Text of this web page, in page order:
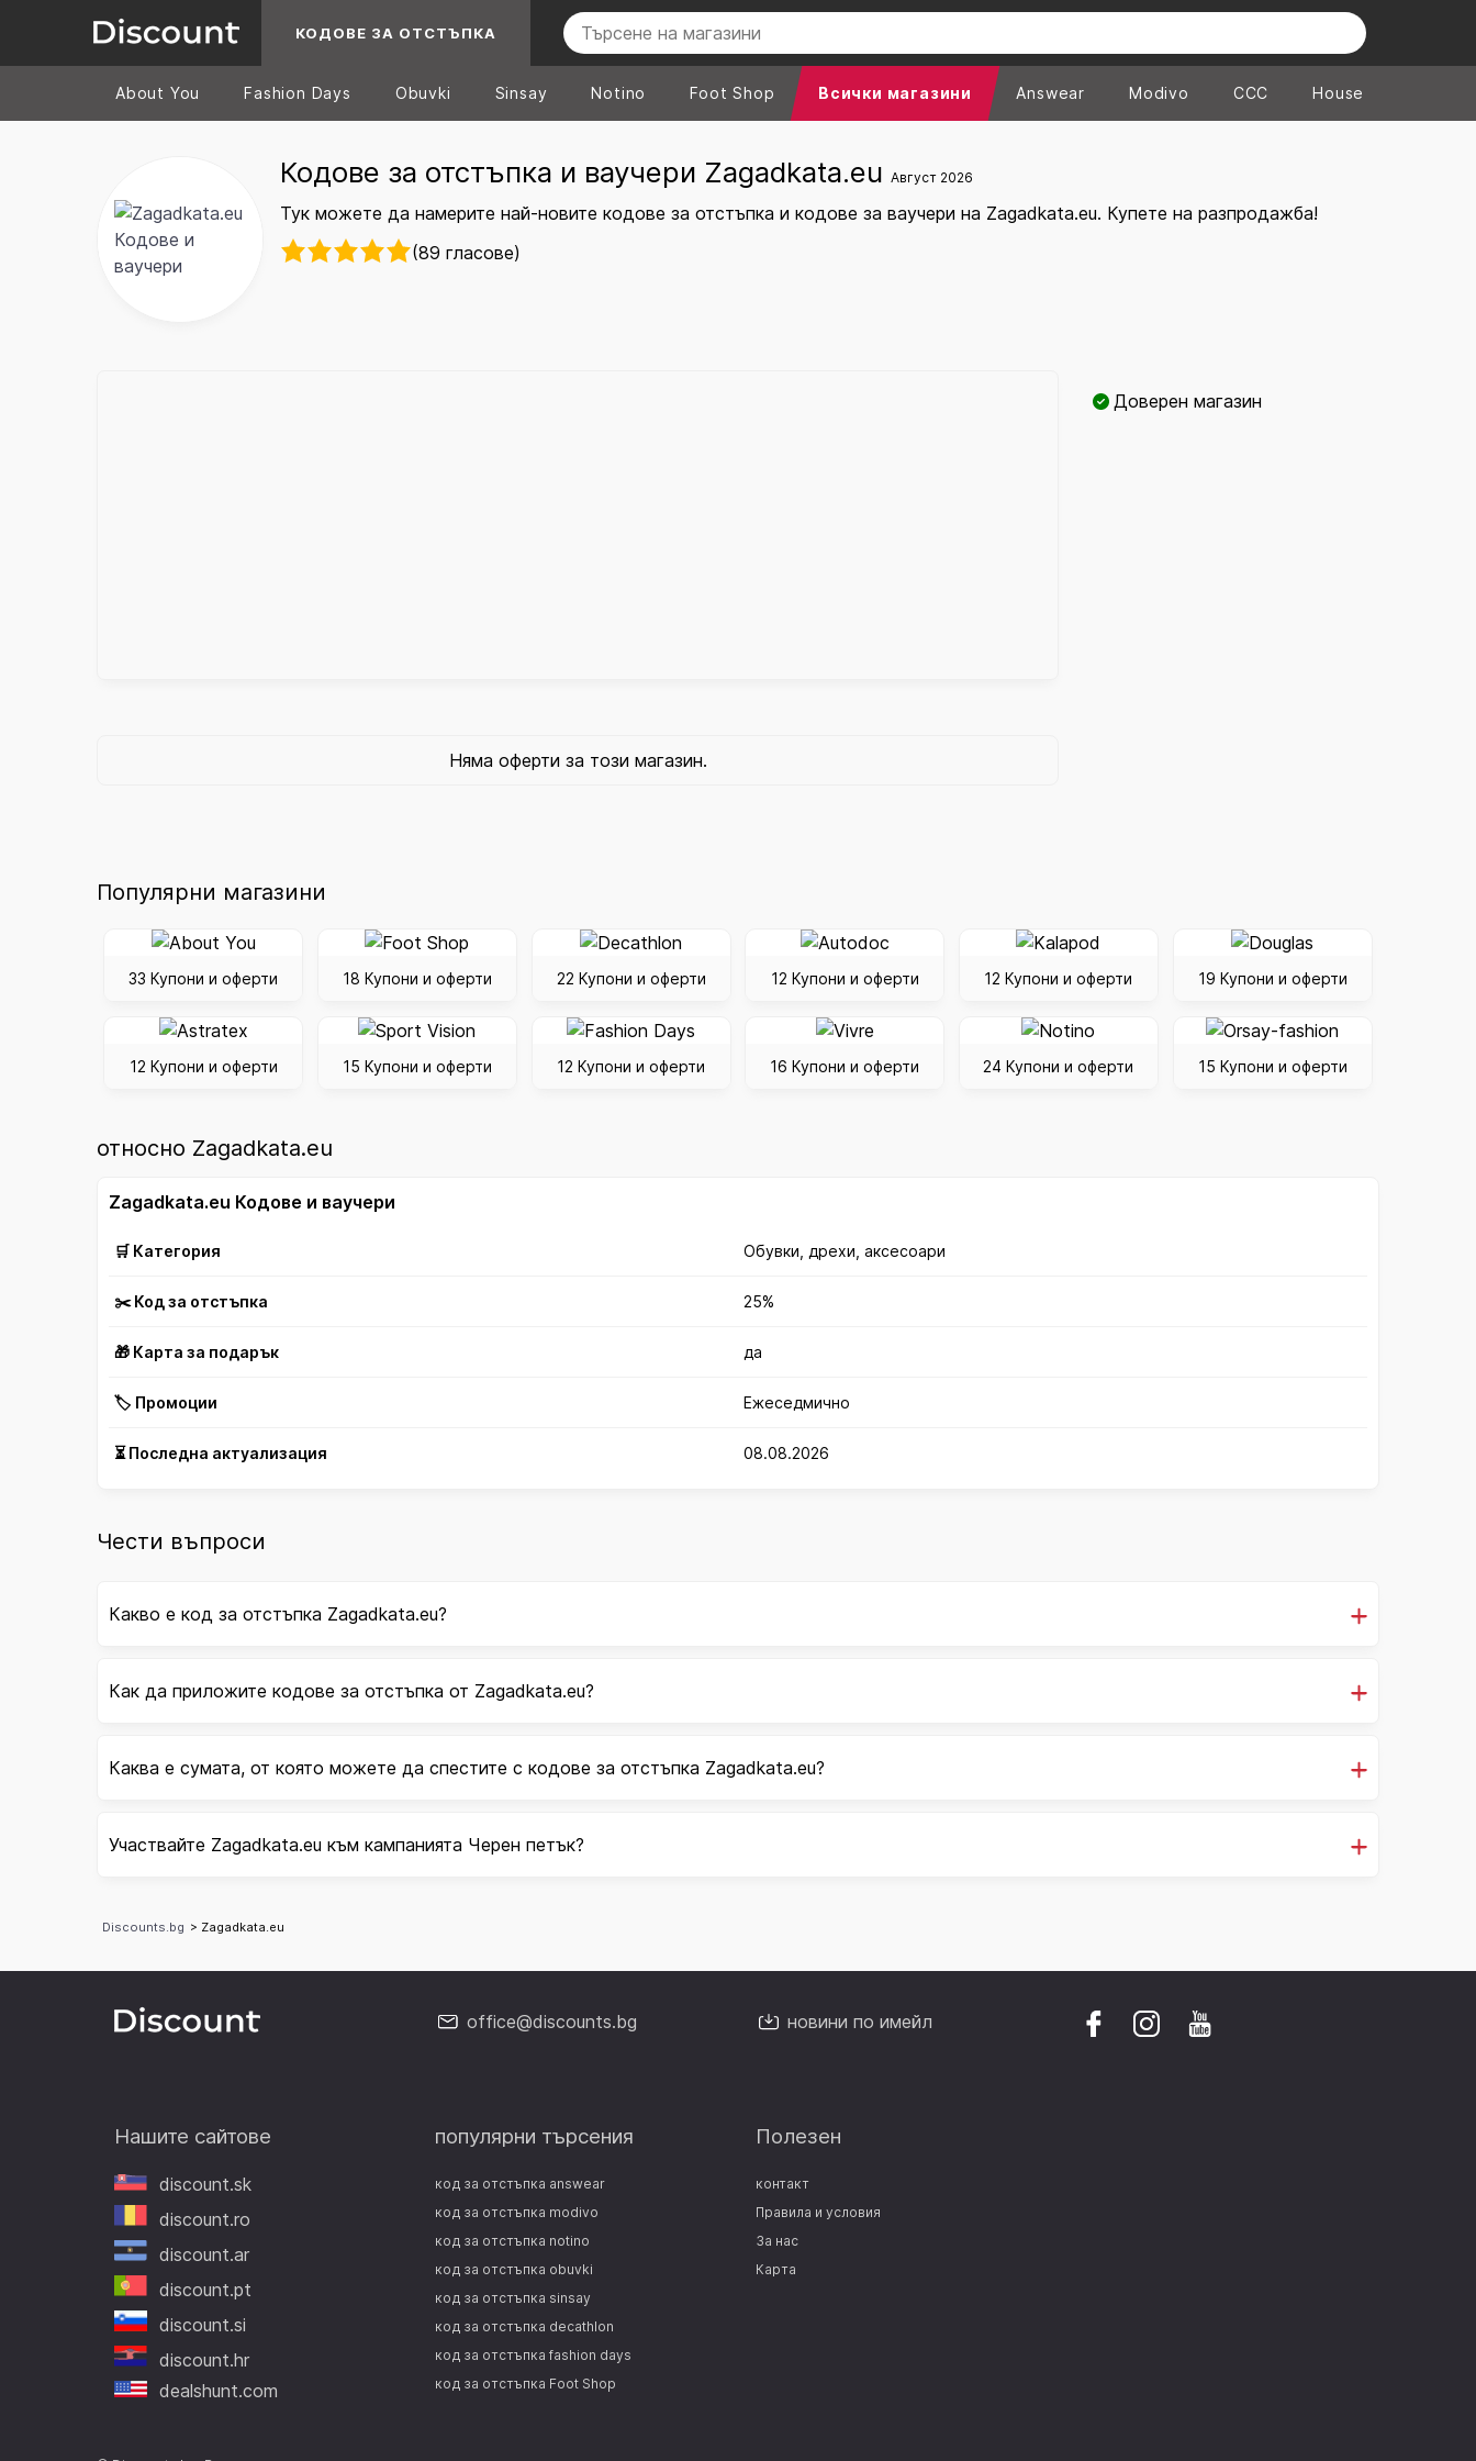
КОДОВЕ ЗА ОТСТЪПКА
About You Fashion Days Obuvki Sinsay Notino Foot Shop Всички магазини Answear Modivo CCC House
Кодове за отстъпка и ваучери Zagadkata.eu Август 2026
Тук можете да намерите най-новите кодове за отстъпка и кодове за ваучери на Zagadkata.eu. Купете на разпродажба!
(89 гласове)
Няма оферти за този магазин.
Доверен магазин
Популярни магазини
33 Купони и оферти 18 Купони и оферти 22 Купони и оферти 12 Купони и оферти 12 Купони и оферти 19 Купони и оферти
12 Купони и оферти 15 Купони и оферти 12 Купони и оферти 16 Купони и оферти 24 Купони и оферти 15 Купони и оферти
относно Zagadkata.eu
Zagadkata.eu Кодове и ваучери
🛒 Категория Обувки, дрехи, аксесоари
✂️ Код за отстъпка 25%
🎁 Карта за подарък да
🏷️ Промоции Ежеседмично
⏳ Последна актуализация 08.08.2026
Чести въпроси
Какво е код за отстъпка Zagadkata.eu?
Как да приложите кодове за отстъпка от Zagadkata.eu?
Каква е сумата, от която можете да спестите с кодове за отстъпка Zagadkata.eu?
Участвайте Zagadkata.eu към кампанията Черен петък?
Discounts.bg > Zagadkata.eu
office@discounts.bg новини по имейл
Нашите сайтове
discount.sk
discount.ro
discount.ar
discount.pt
discount.si
discount.hr
dealshunt.com
популярни търсения
код за отстъпка answear
код за отстъпка modivo
код за отстъпка notino
код за отстъпка obuvki
код за отстъпка sinsay
код за отстъпка decathlon
код за отстъпка fashion days
код за отстъпка Foot Shop
Полезен
контакт
Правила и условия
За нас
Карта